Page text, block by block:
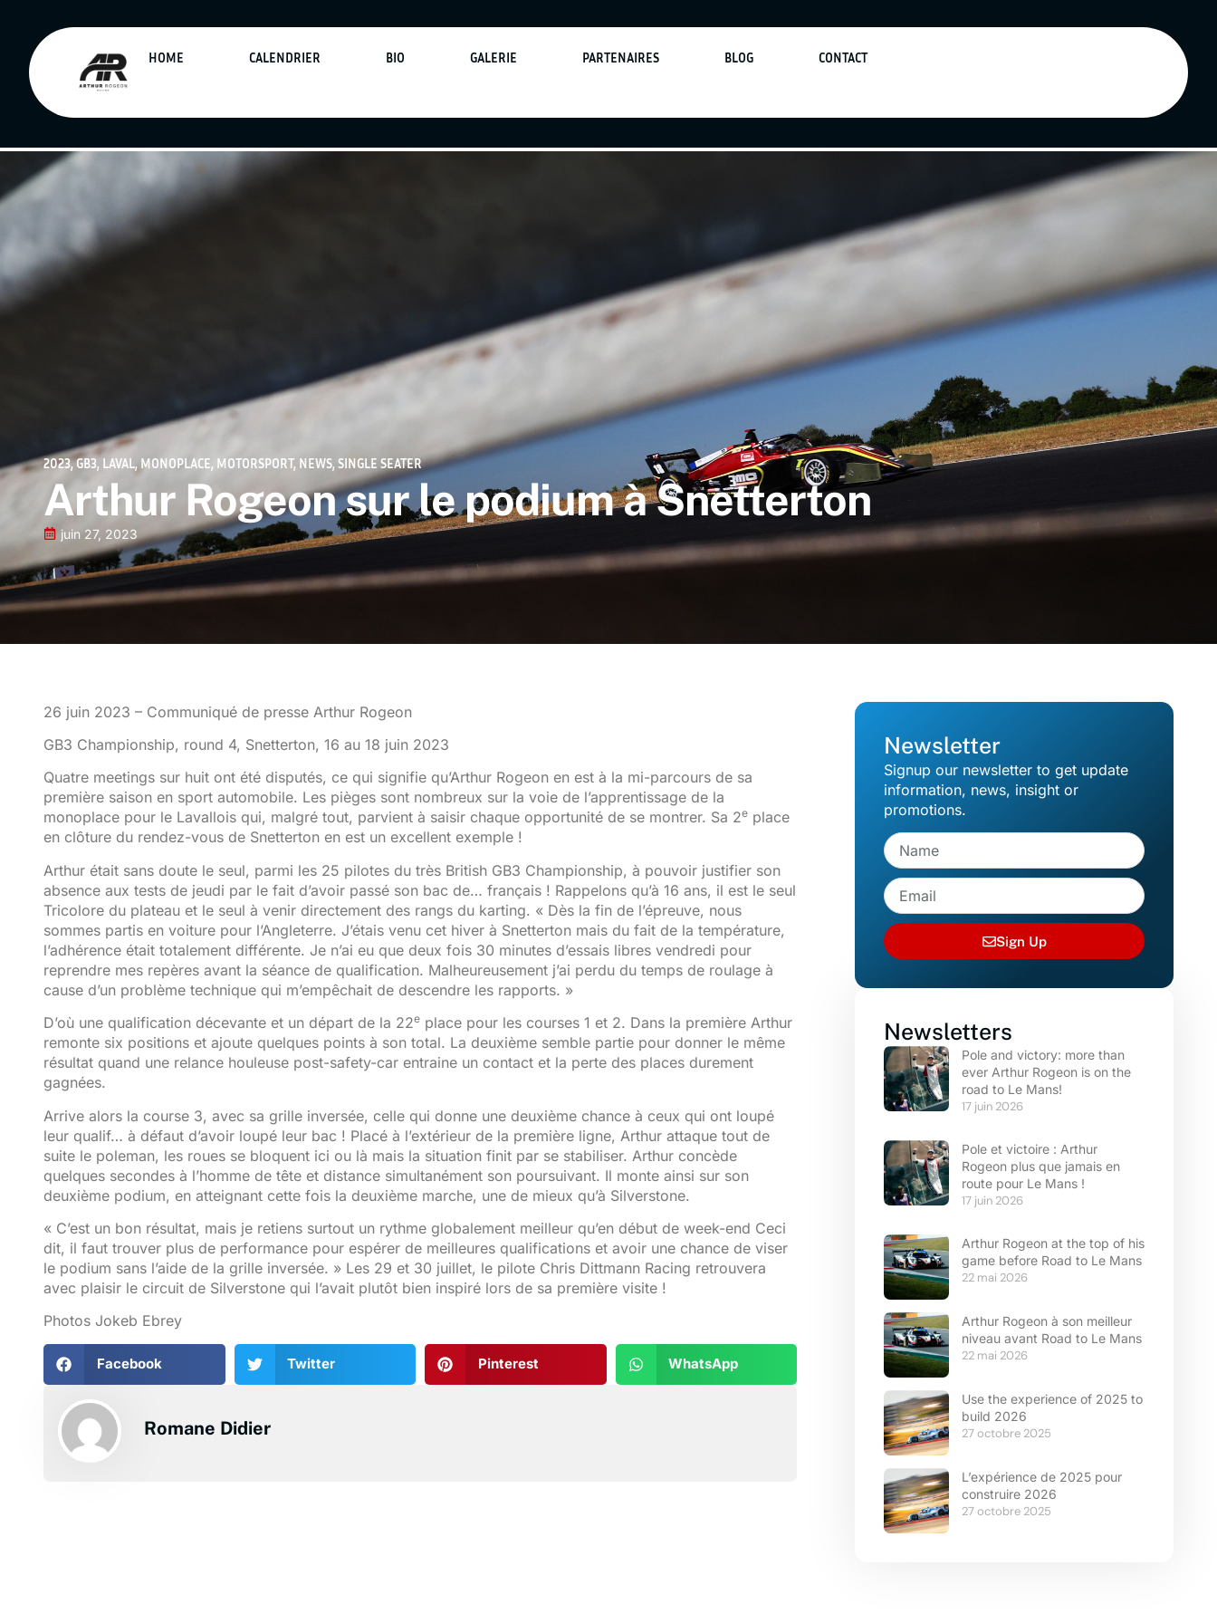
HOME CALENDRIER BIO GALERIE PARTENAIRES BLOG CONTACT
2023,GB3, LAVAL, MONOPLACE, MOTORSPORT, NEWS, SINGLE SEATER
Arthur Rogeon sur le podium à Snetterton
juin 27, 2023
26 juin 2023 – Communiqué de presse Arthur Rogeon
GB3 Championship, round 4, Snetterton, 16 au 18 juin 2023
Quatre meetings sur huit ont été disputés, ce qui signifie qu’Arthur Rogeon en est à la mi-parcours de sa
première saison en sport automobile. Les pièges sont nombreux sur la voie de l’apprentissage de la
monoplace pour le Lavallois qui, malgré tout, parvient à saisir chaque opportunité de se montrer. Sa 2e place
en clôture du rendez-vous de Snetterton en est un excellent exemple !
Arthur était sans doute le seul, parmi les 25 pilotes du très British GB3 Championship, à pouvoir justifier son
absence aux tests de jeudi par le fait d’avoir passé son bac de… français ! Rappelons qu’à 16 ans, il est le seul
Tricolore du plateau et le seul à venir directement des rangs du karting. « Dès la fin de l’épreuve, nous
sommes partis en voiture pour l’Angleterre. J’étais venu cet hiver à Snetterton mais du fait de la température,
l’adhérence était totalement différente. Je n’ai eu que deux fois 30 minutes d’essais libres vendredi pour
reprendre mes repères avant la séance de qualification. Malheureusement j’ai perdu du temps de roulage à
cause d’un problème technique qui m’empêchait de descendre les rapports. »
D’où une qualification décevante et un départ de la 22e place pour les courses 1 et 2. Dans la première Arthur
remonte six positions et ajoute quelques points à son total. La deuxième semble partie pour donner le même
résultat quand une relance houleuse post-safety-car entraine un contact et la perte des places durement
gagnées.
Arrive alors la course 3, avec sa grille inversée, celle qui donne une deuxième chance à ceux qui ont loupé
leur qualif… à défaut d’avoir loupé leur bac ! Placé à l’extérieur de la première ligne, Arthur attaque tout de
suite le poleman, les roues se bloquent ici ou là mais la situation finit par se stabiliser. Arthur concède
quelques secondes à l’homme de tête et distance simultanément son poursuivant. Il monte ainsi sur son
deuxième podium, en atteignant cette fois la deuxième marche, une de mieux qu’à Silverstone.
« C’est un bon résultat, mais je retiens surtout un rythme globalement meilleur qu’en début de week-end Ceci
dit, il faut trouver plus de performance pour espérer de meilleures qualifications et avoir une chance de viser
le podium sans l’aide de la grille inversée. » Les 29 et 30 juillet, le pilote Chris Dittmann Racing retrouvera
avec plaisir le circuit de Silverstone qui l’avait plutôt bien inspiré lors de sa première visite !
Photos Jokeb Ebrey
Facebook Twitter Pinterest WhatsApp
Romane Didier
Newsletter
Signup our newsletter to get update
information, news, insight or
promotions.
Sign Up
Newsletters
Pole and victory: more than
ever Arthur Rogeon is on the
road to Le Mans!
17 juin 2026
Pole et victoire : Arthur
Rogeon plus que jamais en
route pour Le Mans !
17 juin 2026
Arthur Rogeon at the top of his
game before Road to Le Mans
22 mai 2026
Arthur Rogeon à son meilleur
niveau avant Road to Le Mans
22 mai 2026
Use the experience of 2025 to
build 2026
27 octobre 2025
L’expérience de 2025 pour
construire 2026
27 octobre 2025